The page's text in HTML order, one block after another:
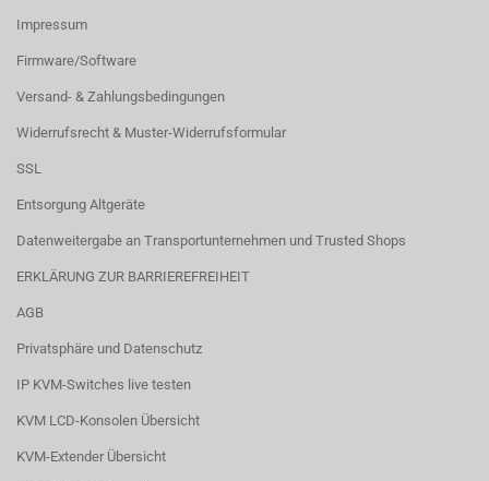
Impressum
Firmware/Software
Versand- & Zahlungsbedingungen
Widerrufsrecht & Muster-Widerrufsformular
SSL
Entsorgung Altgeräte
Datenweitergabe an Transportunternehmen und Trusted Shops
ERKLÄRUNG ZUR BARRIEREFREIHEIT
AGB
Privatsphäre und Datenschutz
IP KVM-Switches live testen
KVM LCD-Konsolen Übersicht
KVM-Extender Übersicht